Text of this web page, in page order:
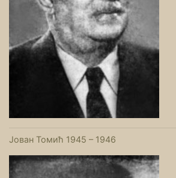
Јован Томић 1945 – 1946